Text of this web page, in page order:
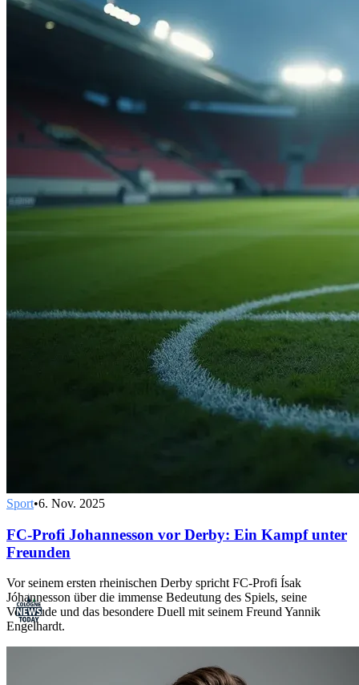
Sport•6. Nov. 2025
FC-Profi Johannesson vor Derby: Ein Kampf unter
Freunden
Vor seinem ersten rheinischen Derby spricht FC-Profi Ísak
Jóhannesson über die immense Bedeutung des Spiels, seine
Vorfreude und das besondere Duell mit seinem Freund Yannik
Engelhardt.